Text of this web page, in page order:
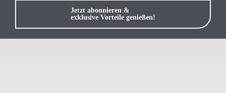
Jetzt abonnieren &
exklusive Vorteile genießen!